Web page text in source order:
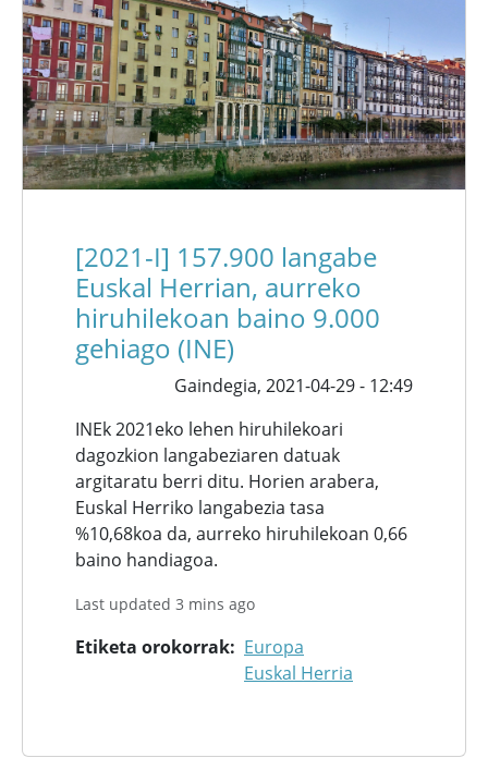
[2021-I] 157.900 langabe
Euskal Herrian, aurreko
hiruhilekoan baino 9.000
gehiago (INE)
Gaindegia, 2021-04-29 - 12:49
INEk 2021eko lehen hiruhilekoari
dagozkion langabeziaren datuak
argitaratu berri ditu. Horien arabera,
Euskal Herriko langabezia tasa
%10,68koa da, aurreko hiruhilekoan 0,66
baino handiagoa.
Last updated 3 mins ago
Etiketa orokorrak
Europa
Euskal Herria